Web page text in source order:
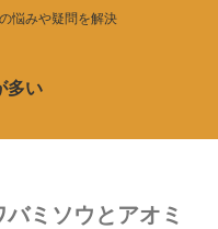
悩みや疑問を解決
多い
ミソウとアオミ